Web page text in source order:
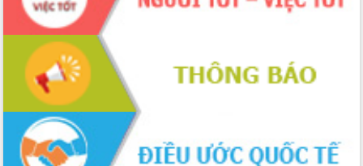
Phó Chủ tịch Thường trực UBND tỉnh
Hồ Thị Nguyên Thảo làm việc tại Trung
tâm Phục vụ hành chính công xã Ea
Phê
Xây dựng nền hành chính số đồng
hành cùng nông dân dân, doanh nghiệp
Giai đoạn 2026-2030, Đắk Lắk phấn
đấu có 77% xã đạt chuẩn nông thôn
mới